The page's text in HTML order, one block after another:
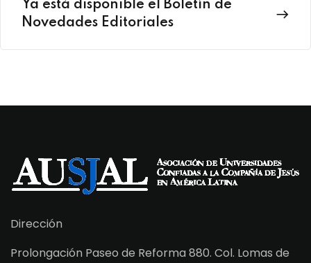
Ya está disponible el Boletín de
Novedades Editoriales
Dirección
Prolongación Paseo de Reforma 880. Col. Lomas de